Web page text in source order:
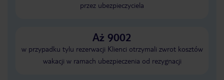
przez ubezpieczyciela
Aż 9002
w przypadku tylu rezerwacji Klienci otrzymali zwrot kosztów
wakacji w ramach ubezpieczenia od rezygnacji